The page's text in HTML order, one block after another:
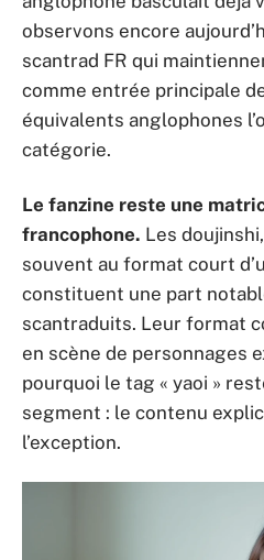
observons encore
scantrad FR qui
comme entrée principale
équivalents anglophones
catégorie.
Le fanzine reste une
francophone. Les
souvent au format court
constituent une part
scantraduits. Leur format
en scène de personnages
pourquoi le tag « yaoi »
segment : le contenu
l’exception.